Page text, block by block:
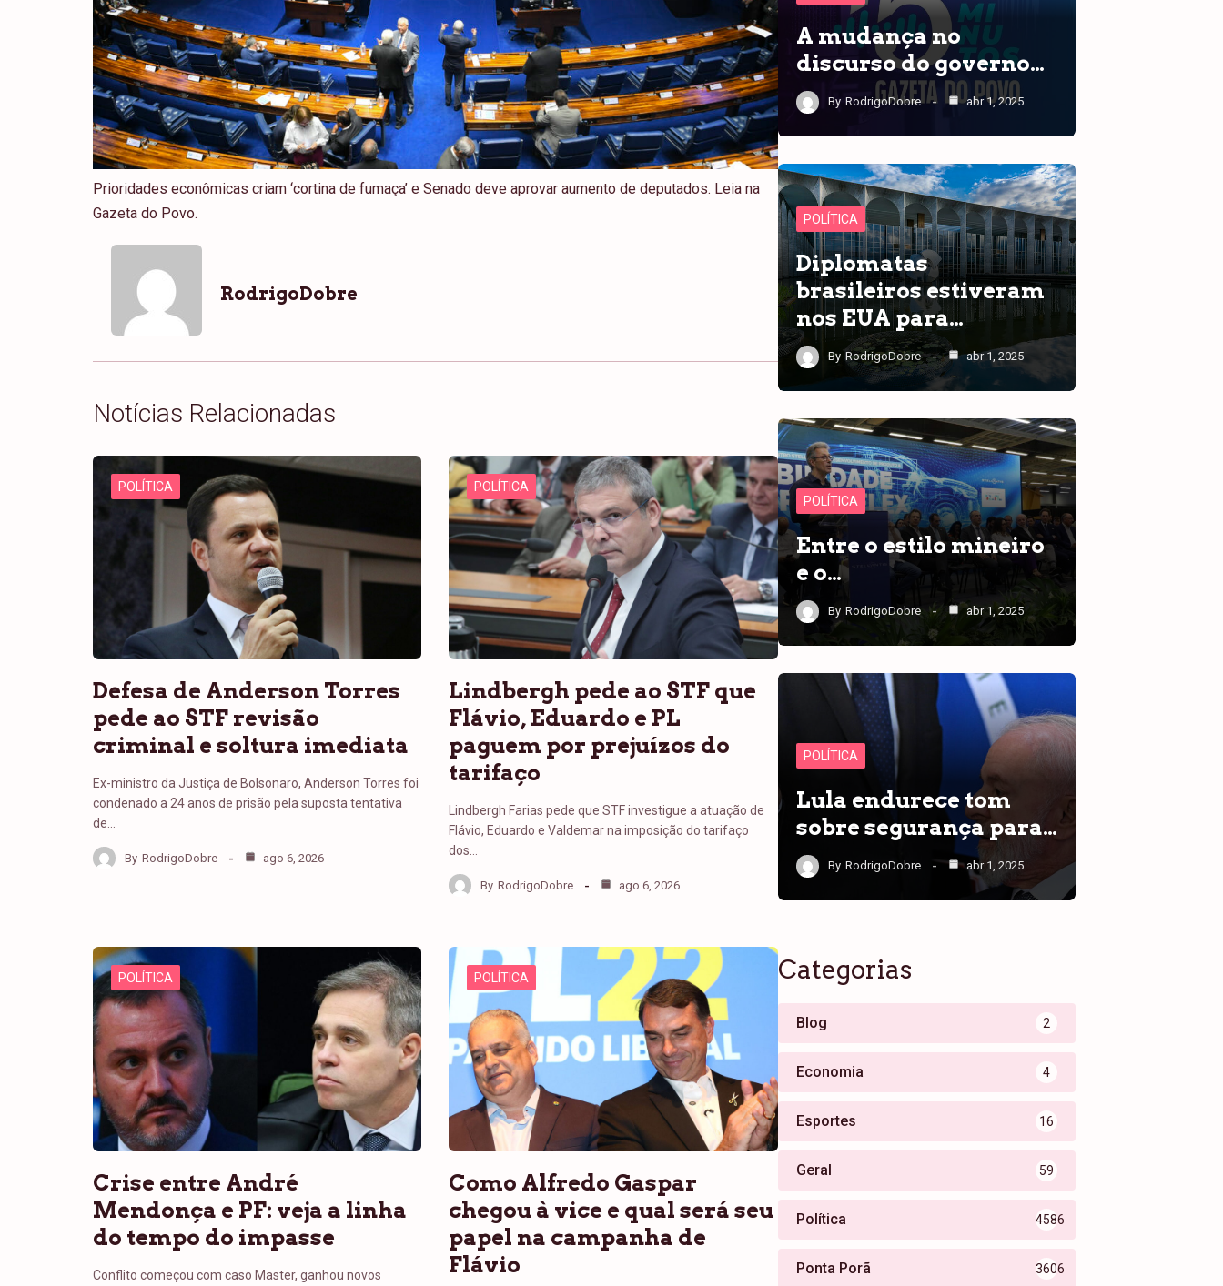
Prioridades econômicas criam ‘cortina de fumaça’ e Senado deve aprovar aumento de deputados. Leia na
Gazeta do Povo.
RodrigoDobre
Notícias Relacionadas
POLÍTICA
Defesa de Anderson Torres
pede ao STF revisão
criminal e soltura imediata
Ex-ministro da Justiça de Bolsonaro, Anderson Torres foi
condenado a 24 anos de prisão pela suposta tentativa
de…
By RodrigoDobre ago 6, 2026
POLÍTICA
Lindbergh pede ao STF que
Flávio, Eduardo e PL
paguem por prejuízos do
tarifaço
Lindbergh Farias pede que STF investigue a atuação de
Flávio, Eduardo e Valdemar na imposição do tarifaço
dos…
By RodrigoDobre ago 6, 2026
POLÍTICA
Crise entre André
Mendonça e PF: veja a linha
do tempo do impasse
Conflito começou com caso Master, ganhou novos
POLÍTICA
Como Alfredo Gaspar
chegou à vice e qual será seu
papel na campanha de
Flávio
A mudança no
discurso do governo…
By RodrigoDobre abr 1, 2025
POLÍTICA
Diplomatas
brasileiros estiveram
nos EUA para…
By RodrigoDobre abr 1, 2025
POLÍTICA
Entre o estilo mineiro
e o…
By RodrigoDobre abr 1, 2025
POLÍTICA
Lula endurece tom
sobre segurança para…
By RodrigoDobre abr 1, 2025
Categorias
Blog 2
Economia 4
Esportes 16
Geral 59
Política 4586
Ponta Porã 3606